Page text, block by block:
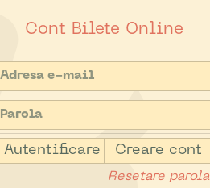
Cont Bilete Online
Autentificare Creare cont
Resetare parola